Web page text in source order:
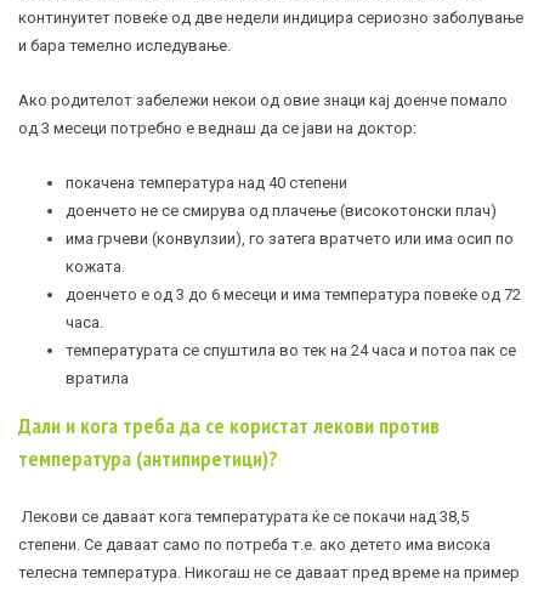
континуитет повеќе од две недели индицира сериозно заболување
и бара темелно иследување.
Ако родителот забележи некои од овие знаци кај доенче помало
од 3 месеци потребно е веднаш да се јави на доктор:
покачена температура над 40 степени
доенчето не се смирува од плачење (високотонски плач)
има грчеви (конвулзии), го затега вратчето или има осип по
кожата.
доенчето е од 3 до 6 месеци и има температура повеќе од 72
часа.
температурата се спуштила во тек на 24 часа и потоа пак се
вратила
Дали и кога треба да се користат лекови против
температура (антипиретици)?
Лекови се даваат кога температурата ќе се покачи над 38,5
степени. Се даваат само по потреба т.е. ако детето има висока
телесна температура. Никогаш не се даваат пред време на пример